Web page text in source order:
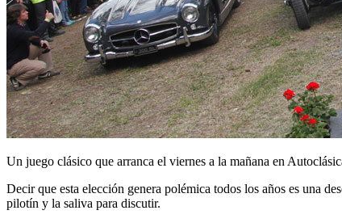
Un juego clásico que arranca el viernes a la mañana en
Decir que esta elección genera polémica todos los años es una
pilotín y la saliva para discutir.